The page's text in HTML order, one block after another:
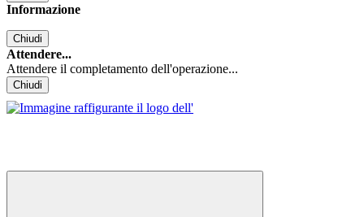
Informazione
Chiudi
Attendere...
Attendere il completamento dell'operazione...
Chiudi